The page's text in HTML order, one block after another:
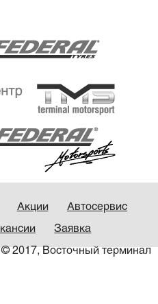
Акции Автосервис
Заявка
© 2017, Восточный терминал